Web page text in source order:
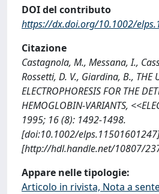
DOI del contributo
https://dx.doi.org/10.1002/
Citazione
Castagnola, M., Messana, I.,
Rossetti, D. V., Giardina, B., THE
ELECTROPHORESIS FOR THE
HEMOGLOBIN-VARIANTS,
1995; 16 (8): 1492-1498.
[doi:10.1002/
[http://hdl.handle.net/10807/
Appare nelle tipologie:
Articolo in rivista, Nota a